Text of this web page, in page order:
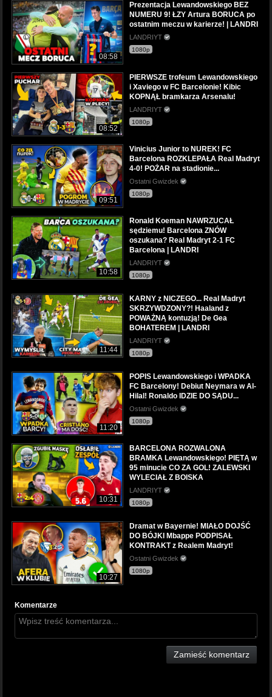
08:58
Prezentacja Lewandowskiego BEZ
NUMERU 9! ŁZY Artura BORUCA po
ostatnim meczu w karierze! | LANDRI
LANDRIYT
1080p
08:52
PIERWSZE trofeum Lewandowskiego
i Xaviego w FC Barcelonie! Kibic
KOPNĄŁ bramkarza Arsenalu!
LANDRIYT
1080p
09:51
Vinicius Junior to NUREK! FC
Barcelona ROZKLEPAŁA Real Madryt
4-0! POŻAR na stadionie...
Ostatni Gwizdek
1080p
10:58
Ronald Koeman NAWRZUCAŁ
sędziemu! Barcelona ZNÓW
oszukana? Real Madryt 2-1 FC
Barcelona | LANDRI
LANDRIYT
1080p
11:44
KARNY z NICZEGO... Real Madryt
SKRZYWDZONY?! Haaland z
POWAŻNĄ kontuzją! De Gea
BOHATEREM | LANDRI
LANDRIYT
1080p
11:20
POPIS Lewandowskiego i WPADKA
FC Barcelony! Debiut Neymara w Al-
Hilal! Ronaldo IDZIE DO SĄDU...
Ostatni Gwizdek
1080p
10:31
BARCELONA ROZWALONA
BRAMKA Lewandowskiego! PIĘTĄ w
95 minucie CO ZA GOL! ZALEWSKI
WYLECIAŁ Z BOISKA
LANDRIYT
1080p
10:27
Dramat w Bayernie! MIAŁO DOJŚĆ
DO BÓJKI Mbappe PODPISAŁ
KONTRAKT z Realem Madryt!
Ostatni Gwizdek
1080p
Komentarze
Zamieść komentarz